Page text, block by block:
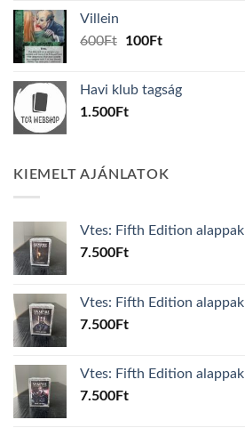
Villein
600Ft
Original
600Ft.
100FtCurrent
100Ft.
Havi klub tagság
1.500Ft
KIEMELT AJÁNLATOK
Vtes: Fifth Edition
7.500Ft
Vtes: Fifth Edition
7.500Ft
Vtes: Fifth Edition
7.500Ft